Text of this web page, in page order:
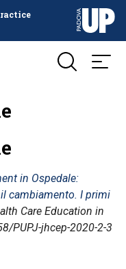
in Ospedale:
cambiamento. I primi
Care Education in
PUPJ-jhcep-2020-2-3